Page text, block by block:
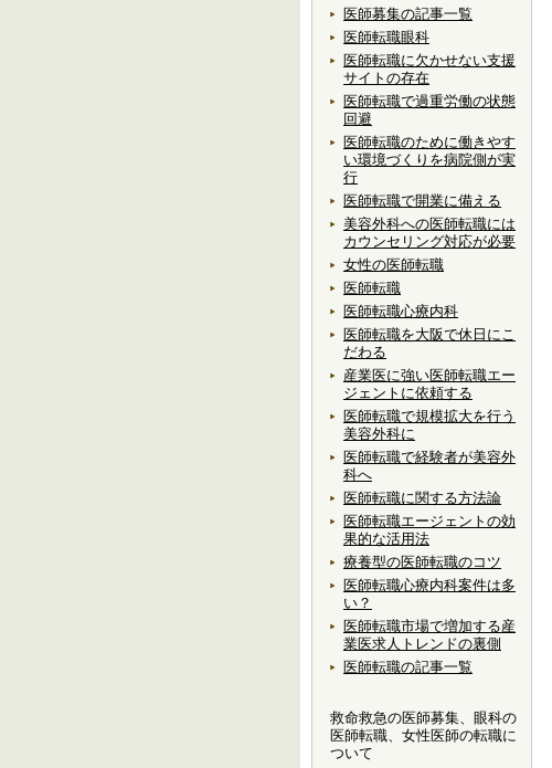
医師募集の記事一覧
医師転職眼科
医師転職に欠かせない支援
サイトの存在
医師転職で過重労働の状態
回避
医師転職のために働きやす
い環境づくりを病院側が実
行
医師転職で開業に備える
美容外科への医師転職には
カウンセリング対応が必要
女性の医師転職
医師転職
医師転職心療内科
医師転職を大阪で休日にこ
だわる
産業医に強い医師転職エー
ジェントに依頼する
医師転職で規模拡大を行う
美容外科に
医師転職で経験者が美容外
科へ
医師転職に関する方法論
医師転職エージェントの効
果的な活用法
療養型の医師転職のコツ
医師転職心療内科案件は多
い？
医師転職市場で増加する産
業医求人トレンドの裏側
医師転職の記事一覧
救命救急の医師募集、眼科の
医師転職、女性医師の転職に
ついて